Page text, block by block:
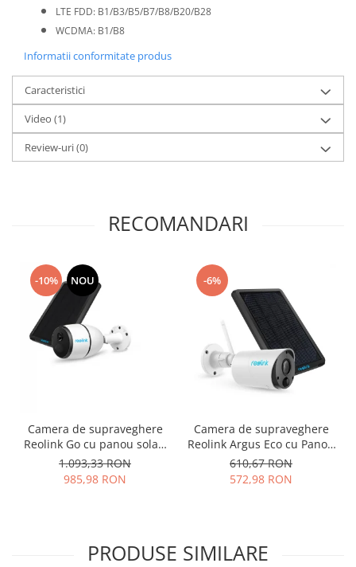
LTE FDD: B1/B3/B5/B7/B8/B20/B28
WCDMA: B1/B8
Informatii conformitate produs
Caracteristici
Video (1)
Review-uri(0)
RECOMANDARI
-10% NOU
Camera de supraveghere
Reolink Go cu panou solar,
baterie reincarcabila, 4G -
LTE, rezolutie Full HD,
senzor de miscare
1.093,33 RON
985,98 RON
-6%
Camera de supraveghere
Reolink Argus Eco cu Panou
solar, WIFI, baterie
reincarcabila, slot Micro SD
Card, rezolutie Full HD,
610,67 RON
572,98 RON
PRODUSE SIMILARE